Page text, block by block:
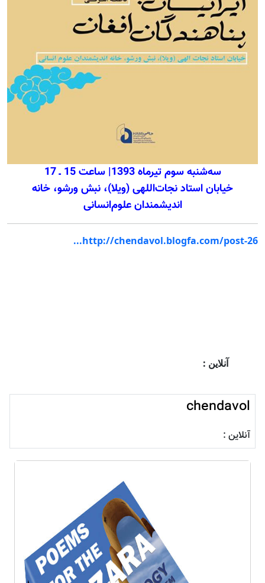
سه‌شنبه سوم تیرماه 1393| ساعت 15 ـ 17
خیابان استاد نجات‌اللهی (ویلا)، نبش ورشو، خانه
اندیشمندان علوم‌انسانی
آنلاین :
http://chendavol.blogfa.com/post-26...
chendavol
آنلاین :